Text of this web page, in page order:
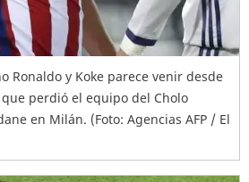
Ronaldo y Koke parece venir desde
perdió el equipo del Cholo
en Milán. (Foto: Agencias AFP / El